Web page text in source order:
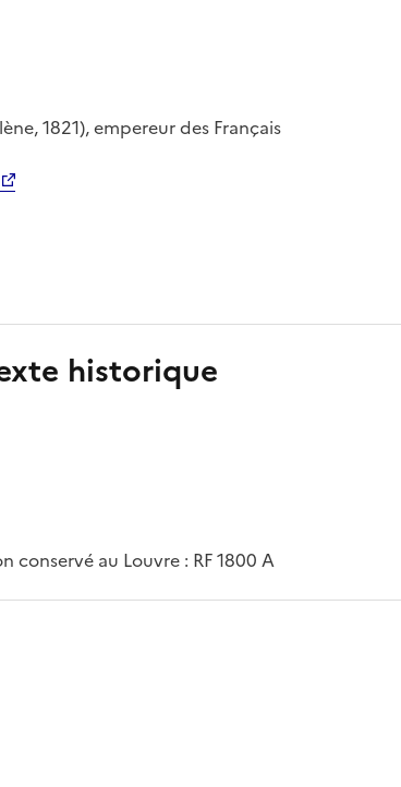
1821), empereur des Français
historique
au Louvre : RF 1800 A